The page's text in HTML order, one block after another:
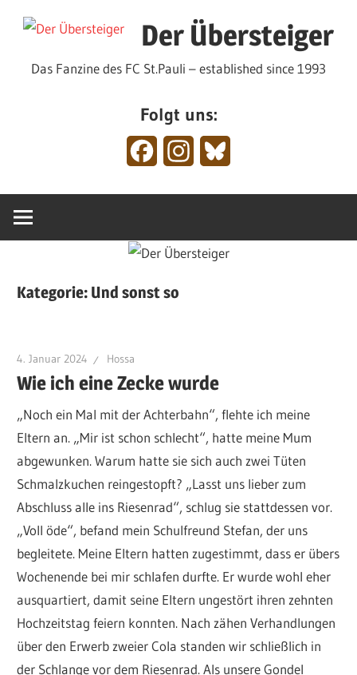
Inhalt
Der Übersteiger
Das Fanzine des FC St.Pauli – established since 1993
Folgt uns:
FacebookInstagram
Kategorie: Und sonst so
4. Januar 2024 Hossa
Wie ich eine Zecke wurde
„Noch ein Mal mit der Achterbahn“, flehte ich meine
Eltern an. „Mir ist schon schlecht“, hatte meine Mum
abgewunken. Warum hatte sie sich auch zwei Tüten
Schmalzkuchen reingestopft? „Lasst uns lieber zum
Abschluss alle ins Riesenrad“, schlug sie stattdessen vor.
„Voll öde“, befand mein Schulfreund Stefan, der uns
begleitete. Meine Eltern hatten zugestimmt, dass er übers
Wochenende bei mir schlafen durfte. Er wurde wohl eher
ausquartiert, damit seine Eltern ungestört ihren zehnten
Hochzeitstag feiern konnten. Nach zähen Verhandlungen
über den Erwerb zweier Cola standen wir schließlich in
der Schlange vor dem Riesenrad. Als unsere Gondel